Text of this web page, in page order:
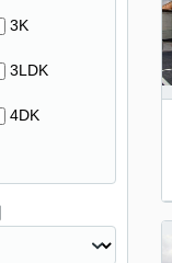
3K
3LDK
4DK